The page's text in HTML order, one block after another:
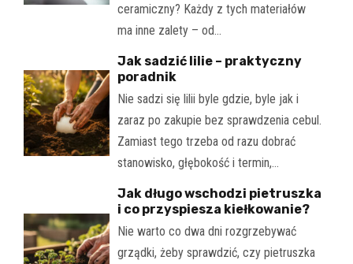
ceramiczny? Każdy z tych materiałów
ma inne zalety – od…
Jak sadzić lilie – praktyczny
poradnik
Nie sadzi się lilii byle gdzie, byle jak i
zaraz po zakupie bez sprawdzenia cebul.
Zamiast tego trzeba od razu dobrać
stanowisko, głębokość i termin,…
Jak długo wschodzi pietruszka
i co przyspiesza kiełkowanie?
Nie warto co dwa dni rozgrzebywać
grządki, żeby sprawdzić, czy pietruszka